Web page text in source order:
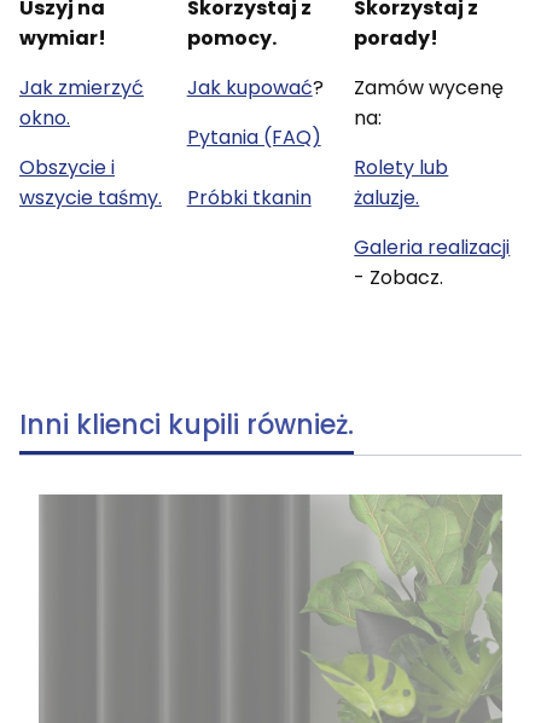
Uszyj na
wymiar!
Jak zmierzyć
okno.
Obszycie i
wszycie taśmy.
Skorzystaj z
pomocy.
Jak kupować?
Pytania (FAQ)
Próbki tkanin
Skorzystaj z
porady!
Zamów wycenę
na:
Rolety lub
żaluzje.
Galeria realizacji
- Zobacz.
Inni klienci kupili również.